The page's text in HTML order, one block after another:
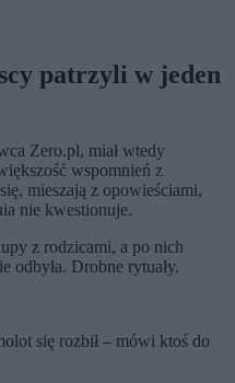
patrzyli w jeden
Zero.pl, miał wtedy
wspomnień z
mieszają z opowieściami,
nie kwestionuje.
z rodzicami, a po nich
odbyła. Drobne rytuały.
się rozbił – mówi ktoś do